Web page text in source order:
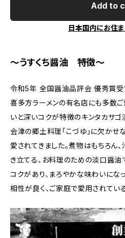
Add to
日本国内にお住
～うすくち醤油 特徴～
令和5年 全国醤油品評会 優秀賞受
喜多方ラーメンの有名店にも多数
いと深いコクが特徴のキンタカサゴ
会津の郷土料理「こづゆ」に欠かせ
愛されてきました。煮物はもちろん
き立てる、お料理のための淡口醤油
コクがあり、まろやかな味わいにな
相性が良く、ご家庭で愛用されてい